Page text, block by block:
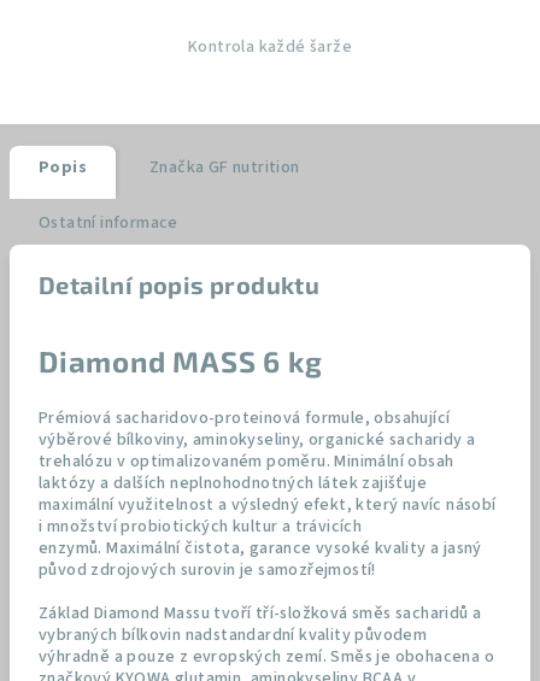
Kontrola každé šarže
Popis Značka GF nutrition
Ostatní informace
Detailní popis produktu
Diamond MASS 6 kg
Prémiová sacharidovo-proteinová formule, obsahující
výběrové bílkoviny, aminokyseliny, organické sacharidy a
trehalózu v optimalizovaném poměru. Minimální obsah
laktózy a dalších neplnohodnotných látek zajišťuje
maximální využitelnost a výsledný efekt, který navíc násobí
i množství probiotických kultur a trávicích
enzymů. Maximální čistota, garance vysoké kvality a jasný
původ zdrojových surovin je samozřejmostí!
Základ Diamond Massu tvoří tří-složková směs sacharidů a
vybraných bílkovin nadstandardní kvality původem
výhradně a pouze z evropských zemí. Směs je obohacena o